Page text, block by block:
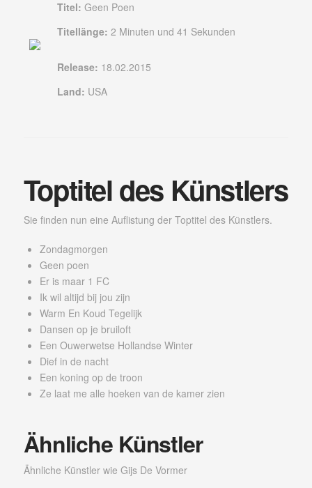
Titel: Geen Poen
Titellänge: 2 Minuten und 41 Sekunden
Release: 18.02.2015
Land: USA
Toptitel des Künstlers
Sie finden nun eine Auflistung der Toptitel des Künstlers.
Zondagmorgen
Geen poen
Er is maar 1 FC
Ik wil altijd bij jou zijn
Warm En Koud Tegelijk
Dansen op je bruiloft
Een Ouwerwetse Hollandse Winter
Dief in de nacht
Een koning op de troon
Ze laat me alle hoeken van de kamer zien
Ähnliche Künstler
Ähnliche Künstler wie Gijs De Vormer